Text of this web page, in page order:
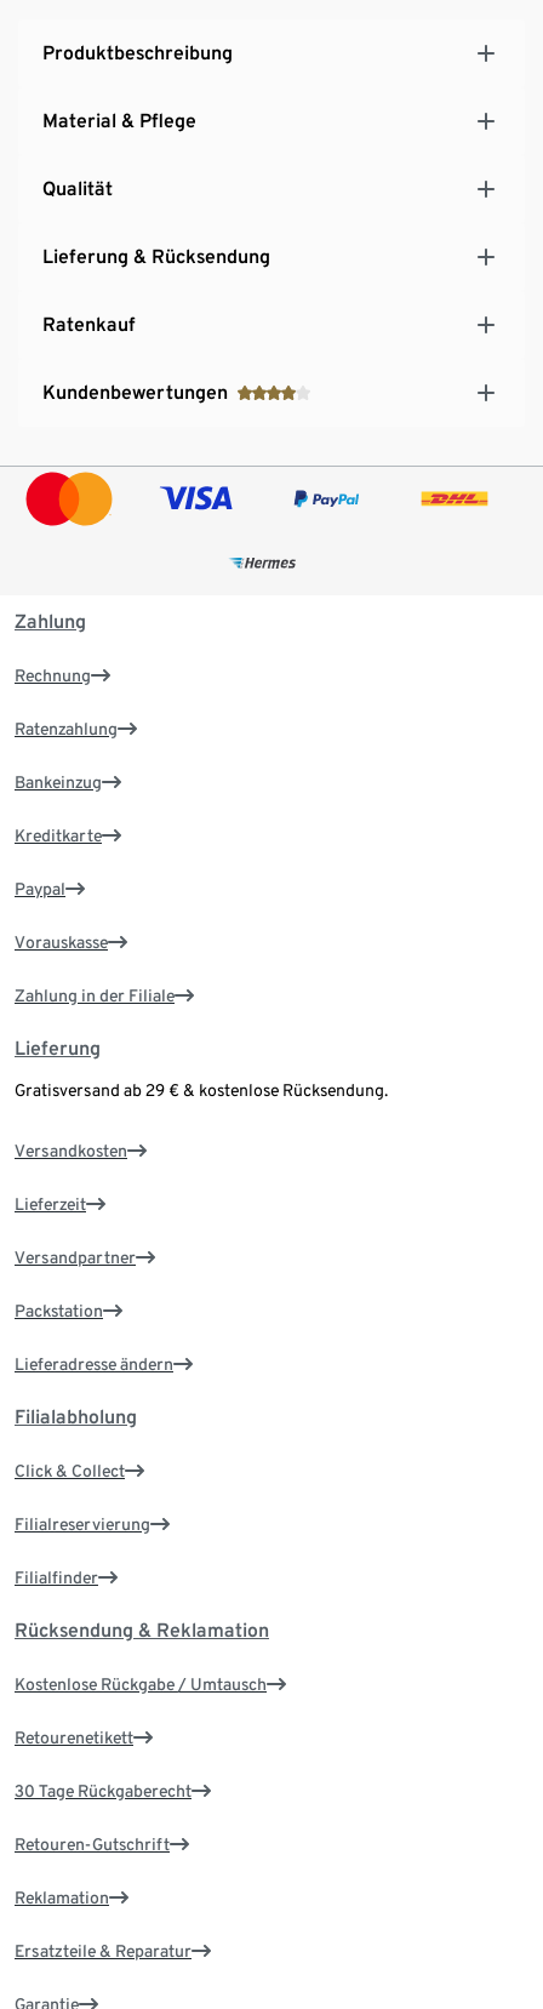
Produktbeschreibung
Material & Pflege
Qualität
Lieferung & Rücksendung
Ratenkauf
Kundenbewertungen
Zahlung
Rechnung
Ratenzahlung
Bankeinzug
Kreditkarte
Paypal
Vorauskasse
Zahlung in der Filiale
Lieferung
Gratisversand ab 29 € & kostenlose Rücksendung.
Versandkosten
Lieferzeit
Versandpartner
Packstation
Lieferadresse ändern
Filialabholung
Click & Collect
Filialreservierung
Filialfinder
Rücksendung & Reklamation
Kostenlose Rückgabe / Umtausch
Retourenetikett
30 Tage Rückgaberecht
Retouren-Gutschrift
Reklamation
Ersatzteile & Reparatur
Garantie